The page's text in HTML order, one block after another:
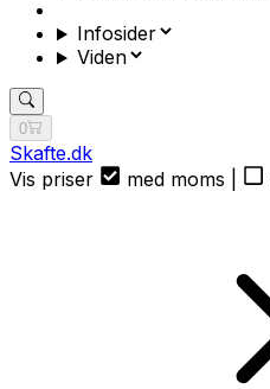
Infosider
Viden
0
Skafte.dk
Vis priser
med moms